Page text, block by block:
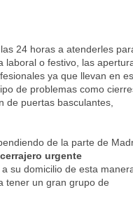
24 horas a atenderles
laboral o festivo, las
ya que llevan en
de problemas como
de puertas basculantes,
de la parte de
cerrajero urgente
su domicilio de esta
tener un gran grupo de